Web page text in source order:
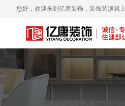
您好，欢迎来到亿唐装饰，装饰装潢就